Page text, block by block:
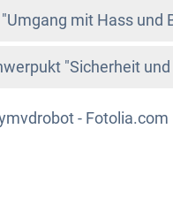
mit Hass und
"Sicherheit
- Fotolia.com